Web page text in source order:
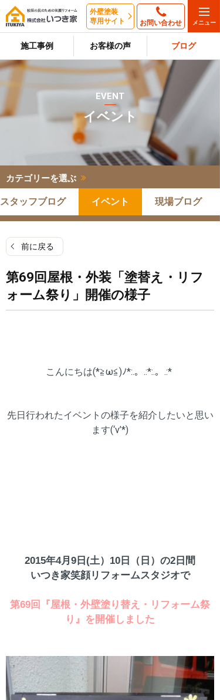
外壁塗装
専用サイト
お問い合わせ
施工事例 お客様の声 ブログ
EVENT
イベント
カテゴリーを選ぶ
スタッフブログ イベント 現場ブログ
前に戻る
第69回屋根・外装「塗替え・リフ
ォーム祭り」開催の様子
こんにちは(*≧ω≦)ﾉ*:.。.:*:.。.:*
先日行われたイベントの様子を紹介したいと思い
ます(‘v’*)
2015年4月 9 日 (土） 10 日（日）の2 日間
いつき家笑顔リフォームスタジオで
第69回『屋根・外壁塗り替え・リフォーム祭
り』を開催しました